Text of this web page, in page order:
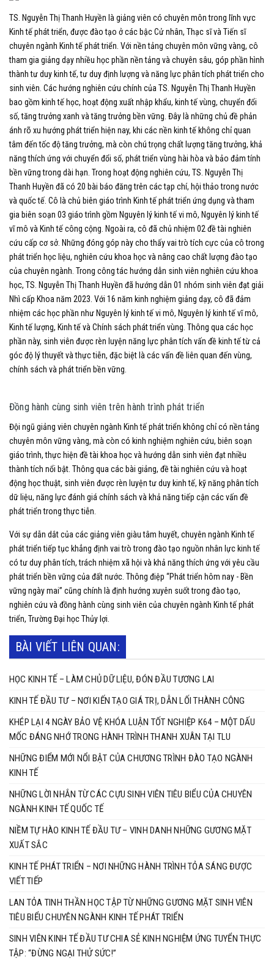
TS. Nguyễn Thị Thanh Huyền là giảng viên có chuyên môn trong lĩnh vực
Kinh tế phát triển, được đào tạo ở các bậc Cử nhân, Thạc sĩ và Tiến sĩ
chuyên ngành Kinh tế phát triển. Với nền tảng chuyên môn vững vàng, cô
tham gia giảng dạy nhiều học phần nền tảng và chuyên sâu, góp phần hình
thành tư duy kinh tế, tư duy định lượng và năng lực phân tích phát triển cho
sinh viên. Các hướng nghiên cứu chính của TS. Nguyễn Thị Thanh Huyền
bao gồm kinh tế học, hoạt động xuất nhập khẩu, kinh tế vùng, chuyển đổi
số, tăng trưởng xanh và tăng trưởng bền vững. Đây là những chủ đề phản
ánh rõ xu hướng phát triển hiện nay, khi các nền kinh tế không chỉ quan
tâm đến tốc độ tăng trưởng, mà còn chú trọng chất lượng tăng trưởng, khả
năng thích ứng với chuyển đổi số, phát triển vùng hài hòa và bảo đảm tính
bền vững trong dài hạn. Trong hoạt động nghiên cứu, TS. Nguyễn Thị
Thanh Huyền đã có 20 bài báo đăng trên các tạp chí, hội thảo trong nước
và quốc tế. Cô là chủ biên giáo trình Kinh tế phát triển ứng dụng và tham
gia biên soạn 03 giáo trình gồm Nguyên lý kinh tế vi mô, Nguyên lý kinh tế
vĩ mô và Kinh tế công cộng. Ngoài ra, cô đã chủ nhiệm 02 đề tài nghiên
cứu cấp cơ sở. Những đóng góp này cho thấy vai trò tích cực của cô trong
phát triển học liệu, nghiên cứu khoa học và nâng cao chất lượng đào tạo
của chuyên ngành. Trong công tác hướng dẫn sinh viên nghiên cứu khoa
học, TS. Nguyễn Thị Thanh Huyền đã hướng dẫn 01 nhóm sinh viên đạt giải
Nhì cấp Khoa năm 2023. Với 16 năm kinh nghiệm giảng dạy, cô đã đảm
nhiệm các học phần như Nguyên lý kinh tế vi mô, Nguyên lý kinh tế vĩ mô,
Kinh tế lượng, Kinh tế và Chính sách phát triển vùng. Thông qua các học
phần này, sinh viên được rèn luyện năng lực phân tích vấn đề kinh tế từ cả
góc độ lý thuyết và thực tiễn, đặc biệt là các vấn đề liên quan đến vùng,
chính sách và phát triển bền vững.
Đồng hành cùng sinh viên trên hành trình phát triển
Đội ngũ giảng viên chuyên ngành Kinh tế phát triển không chỉ có nền tảng
chuyên môn vững vàng, mà còn có kinh nghiệm nghiên cứu, biên soạn
giáo trình, thực hiện đề tài khoa học và hướng dẫn sinh viên đạt nhiều
thành tích nổi bật. Thông qua các bài giảng, đề tài nghiên cứu và hoạt
động học thuật, sinh viên được rèn luyện tư duy kinh tế, kỹ năng phân tích
dữ liệu, năng lực đánh giá chính sách và khả năng tiếp cận các vấn đề
phát triển trong thực tiễn.
Với sự dẫn dắt của các giảng viên giàu tâm huyết, chuyên ngành Kinh tế
phát triển tiếp tục khẳng định vai trò trong đào tạo nguồn nhân lực kinh tế
có tư duy phân tích, trách nhiệm xã hội và khả năng thích ứng với yêu cầu
phát triển bền vững của đất nước. Thông điệp “Phát triển hôm nay - Bền
vững ngày mai” cũng chính là định hướng xuyên suốt trong đào tạo,
nghiên cứu và đồng hành cùng sinh viên của chuyên ngành Kinh tế phát
triển, Trường Đại học Thủy lợi.
BÀI VIẾT LIÊN QUAN:
HỌC KINH TẾ – LÀM CHỦ DỮ LIỆU, ĐÓN ĐẦU TƯƠNG LAI
KINH TẾ ĐẦU TƯ – NƠI KIẾN TẠO GIÁ TRỊ, DẪN LỐI THÀNH CÔNG
KHÉP LẠI 4 NGÀY BẢO VỆ KHÓA LUẬN TỐT NGHIỆP K64 – MỘT DẤU
MỐC ĐÁNG NHỚ TRONG HÀNH TRÌNH THANH XUÂN TẠI TLU
NHỮNG ĐIỂM MỚI NỔI BẬT CỦA CHƯƠNG TRÌNH ĐÀO TẠO NGÀNH
KINH TẾ
NHỮNG LỜI NHẮN TỪ CÁC CỰU SINH VIÊN TIÊU BIỂU CỦA CHUYÊN
NGÀNH KINH TẾ QUỐC TẾ
NIỀM TỰ HÀO KINH TẾ ĐẦU TƯ – VINH DANH NHỮNG GƯƠNG MẶT
XUẤT SẮC
KINH TẾ PHÁT TRIỂN – NƠI NHỮNG HÀNH TRÌNH TỎA SÁNG ĐƯỢC
VIẾT TIẾP
LAN TỎA TINH THẦN HỌC TẬP TỪ NHỮNG GƯƠNG MẶT SINH VIÊN
TIÊU BIỂU CHUYÊN NGÀNH KINH TẾ PHÁT TRIỂN
SINH VIÊN KINH TẾ ĐẦU TƯ CHIA SẺ KINH NGHIỆM ỨNG TUYỂN THỰC
TẬP: “ĐỪNG NGẠI THỬ SỨC!”